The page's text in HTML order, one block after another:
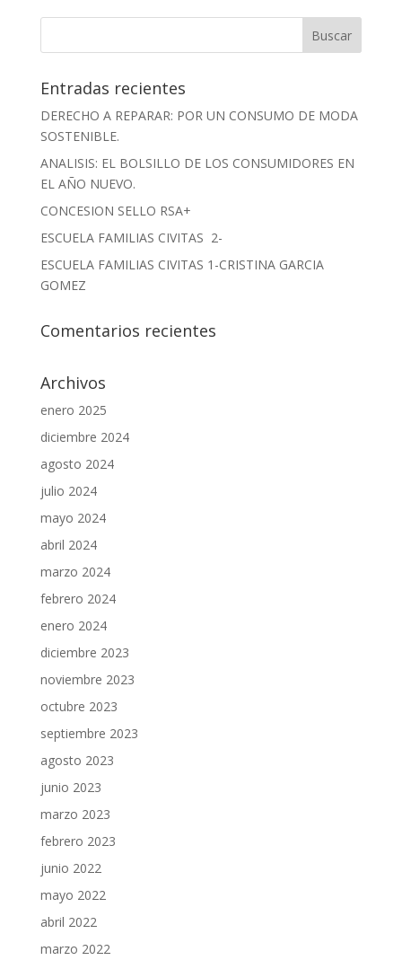
Entradas recientes
DERECHO A REPARAR: POR UN CONSUMO DE MODA
SOSTENIBLE.
ANALISIS: EL BOLSILLO DE LOS CONSUMIDORES EN
EL AÑO NUEVO.
CONCESION SELLO RSA+
ESCUELA FAMILIAS CIVITAS 2-
ESCUELA FAMILIAS CIVITAS 1-CRISTINA GARCIA
GOMEZ
Comentarios recientes
Archivos
enero 2025
diciembre 2024
agosto 2024
julio 2024
mayo 2024
abril 2024
marzo 2024
febrero 2024
enero 2024
diciembre 2023
noviembre 2023
octubre 2023
septiembre 2023
agosto 2023
junio 2023
marzo 2023
febrero 2023
junio 2022
mayo 2022
abril 2022
marzo 2022